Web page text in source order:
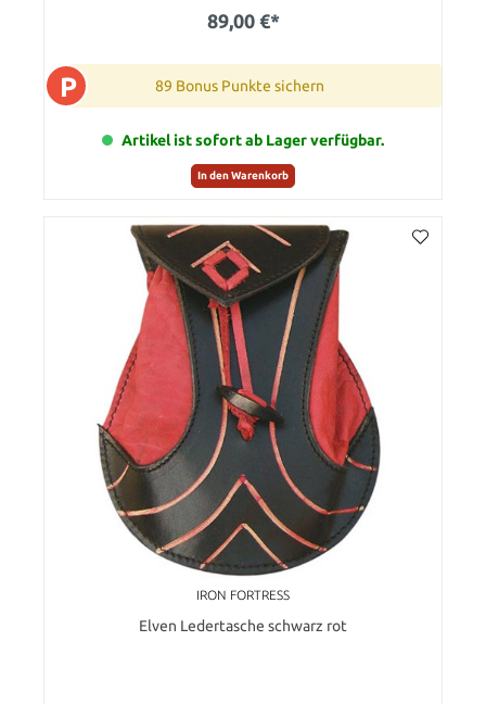
89,00 €*
P 89 Bonus Punkte sichern
Artikel ist sofort ab Lager verfügbar.
In den Warenkorb
IRON FORTRESS
Elven Ledertasche schwarz rot